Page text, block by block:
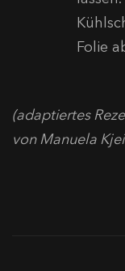
Folie
(adaptiertes
von Manuela